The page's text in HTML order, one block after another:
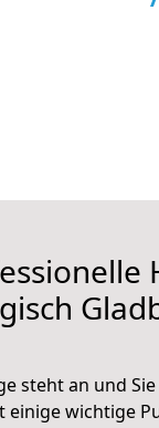
steht an und
einige wichtige